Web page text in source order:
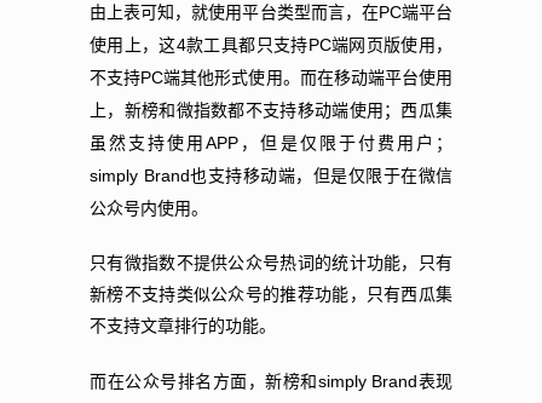
由上表可知，就使用平台类型而言，在PC端平台
使用上，这4款工具都只支持PC端网页版使用，
不支持PC端其他形式使用。而在移动端平台使用
上，新榜和微指数都不支持移动端使用；西瓜集
虽然支持使用APP ，但是仅限于付费用户；
simply Brand也支持移动端，但是仅限于在微信
公众号内使用。
只有微指数不提供公众号热词的统计功能，只有
新榜不支持类似公众号的推荐功能，只有西瓜集
不支持文章排行的功能。
而在公众号排名方面，新榜和simply Brand表现